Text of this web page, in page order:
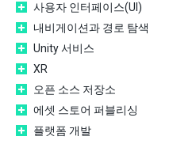
사용자 인터페이스(UI)
내비게이션과 경로 탐색
Unity 서비스
XR
오픈 소스 저장소
에셋 스토어 퍼블리싱
플랫폼 개발